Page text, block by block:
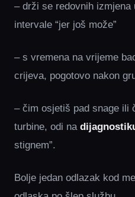
– drži se redovnih
intervale “jer još može”
– s vremena na vrijeme
crijeva, pogotovo nakon
– čim osjetiš pad snage ili
turbine, odi na
stignem”.
Bolje jedan odlazak kod